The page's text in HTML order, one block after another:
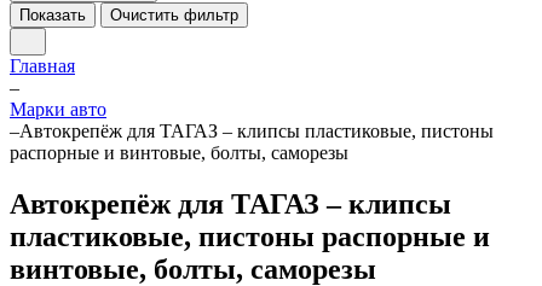
Показать
Очистить фильтр
Главная
–
Марки авто
–Автокрепёж для ТАГАЗ – клипсы пластиковые, пистоны
распорные и винтовые, болты, саморезы
Автокрепёж для ТАГАЗ – клипсы
пластиковые, пистоны распорные и
винтовые, болты, саморезы